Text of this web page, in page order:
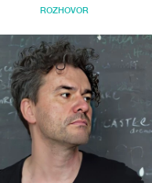
ROZHOVOR